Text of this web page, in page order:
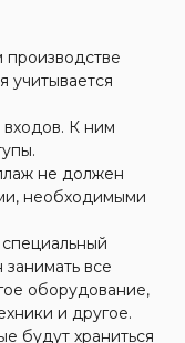
учитывается
входов. К ним
не должен
необходимыми
все
оборудование,
и другое.
будут храниться